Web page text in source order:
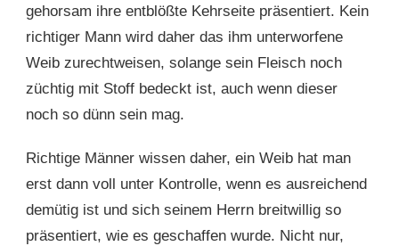
gehorsam ihre entblößte Kehrseite präsentiert. Kein
richtiger Mann wird daher das ihm unterworfene
Weib zurechtweisen, solange sein Fleisch noch
züchtig mit Stoff bedeckt ist, auch wenn dieser
noch so dünn sein mag.
Richtige Männer wissen daher, ein Weib hat man
erst dann voll unter Kontrolle, wenn es ausreichend
demütig ist und sich seinem Herrn breitwillig so
präsentiert, wie es geschaffen wurde. Nicht nur,